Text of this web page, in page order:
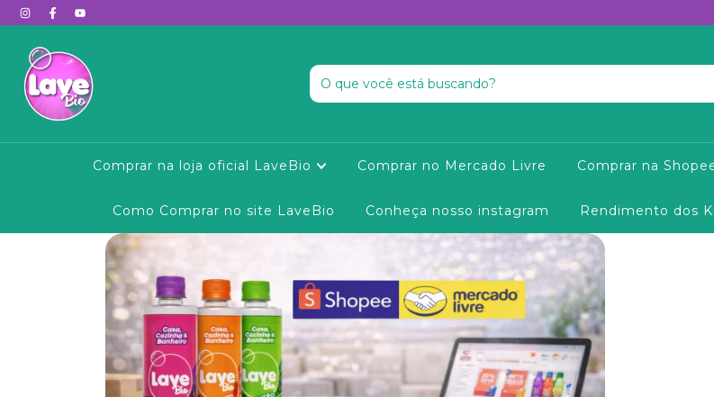
Comprar na loja oficial LaveBio Comprar no Mercado Livre Comprar na
Como Comprar no site LaveBio Conheça nosso instagram Rendimento dos